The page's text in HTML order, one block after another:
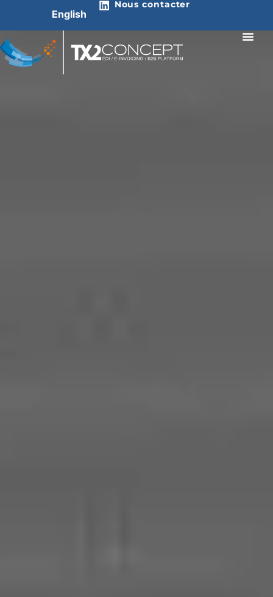
English
Nous contacter